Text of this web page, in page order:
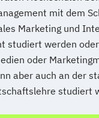
mit dem
Marketing und
studiert werden
oder
aber auch an der
studiert